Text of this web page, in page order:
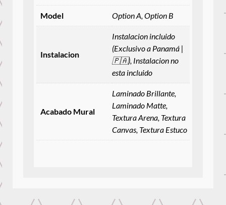
Model Option A, Option B
Instalacion
Instalacion incluido
(Exclusivo a Panamá |
🇵🇦), Instalacion no
esta incluido
Acabado Mural
Laminado Brillante,
Laminado Matte,
Textura Arena, Textura
Canvas, Textura Estuco